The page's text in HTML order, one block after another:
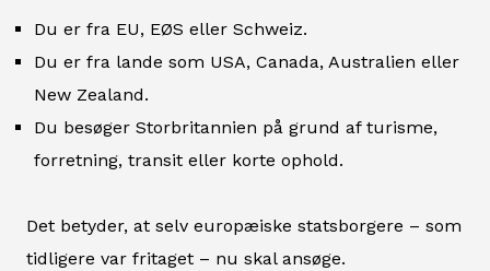
Du er fra EU, EØS eller Schweiz.
Du er fra lande som USA, Canada, Australien eller
New Zealand.
Du besøger Storbritannien på grund af turisme,
forretning, transit eller korte ophold.
Det betyder, at selv europæiske statsborgere – som
tidligere var fritaget – nu skal ansøge.